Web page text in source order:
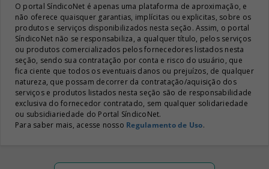
O portal SíndicoNet é apenas uma plataforma de aproximação, e
não oferece quaisquer garantias, implícitas ou explicitas, sobre os
produtos e serviços disponibilizados nesta seção. Assim, o portal
SíndicoNet não se responsabiliza, a qualquer título, pelos serviços
ou produtos comercializados pelos fornecedores listados nesta
seção, sendo sua contratação por conta e risco do usuário, que
fica ciente que todos os eventuais danos ou prejuízos, de qualquer
natureza, que possam decorrer da contratação/aquisição dos
serviços e produtos listados nesta seção são de responsabilidade
exclusiva do fornecedor contratado, sem qualquer solidariedade
ou subsidiariedade do Portal SíndicoNet.
Para saber mais, acesse nosso Regulamento de Uso.